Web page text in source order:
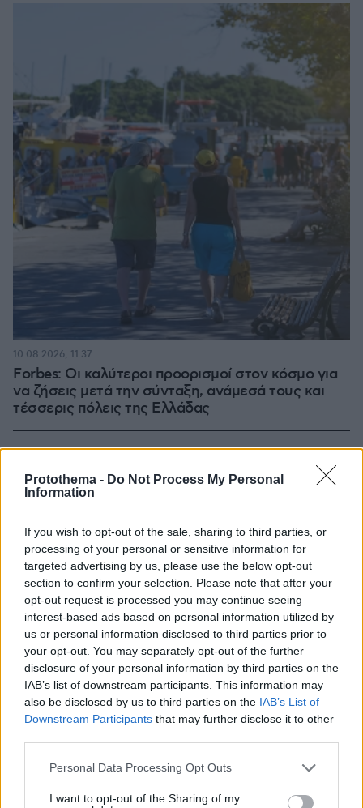
Protothema - Do Not Process My Personal
Information
If you wish to opt-out of the sale, sharing to third parties, or
processing of your personal or sensitive information for
targeted advertising by us, please use the below opt-out
section to confirm your selection. Please note that after your
opt-out request is processed you may continue seeing
interest-based ads based on personal information utilized by
us or personal information disclosed to third parties prior to
your opt-out. You may separately opt-out of the further
disclosure of your personal information by third parties on the
IAB’s list of downstream participants. This information may
also be disclosed by us to third parties on the IAB’s List of
Downstream Participants that may further disclose it to other
Please note that this website/app uses one or more Google
not limited to your visit or usage behaviour. You may click to
Personal Data Processing Opt Outs
I want to opt-out of the Sharing of my
Forbes: Οι καλύτεροι προορισμοί στον κόσμο για
να ζήσεις μετά την σύνταξη, ανάμεσά τους και
τέσσερις πόλεις της Ελλάδας
10.08.2026, 11:37
10.08.2026, 08:51